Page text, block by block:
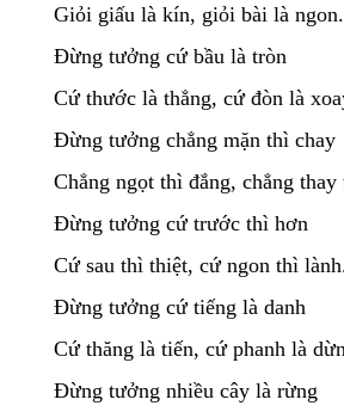
Giỏi giấu là kín, giỏi bài là ngon.
Đừng tưởng cứ bầu là tròn
Cứ thước là thẳng, cứ đòn là
Đừng tưởng chẳng mặn thì chay
Chẳng ngọt thì đắng, chẳng
Đừng tưởng cứ trước thì hơn
Cứ sau thì thiệt, cứ ngon thì
Đừng tưởng cứ tiếng là danh
Cứ thăng là tiến, cứ phanh là
Đừng tưởng nhiều cây là rừng